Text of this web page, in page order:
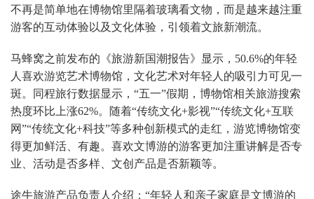
不再是简单地在博物馆里隔着玻璃看文物，而是越来越注重
游客的互动体验以及文化体验，引领着文旅新潮流。
马蜂窝之前发布的《旅游新国潮报告》显示，50.6%的年轻
人喜欢游览艺术博物馆，文化艺术对年轻人的吸引力可见一
斑。同程旅行数据显示，“五一”假期，博物馆相关旅游搜索
热度环比上涨62%。随着“传统文化+影视”“传统文化+互联
网”“传统文化+科技”等多种创新模式的走红，游览博物馆变
得更加鲜活、有趣。喜欢文博游的游客更加注重讲解是否专
业、活动是否多样、文创产品是否新颖等。
途牛旅游产品负责人介绍：“年轻人和亲子家庭是文博游的